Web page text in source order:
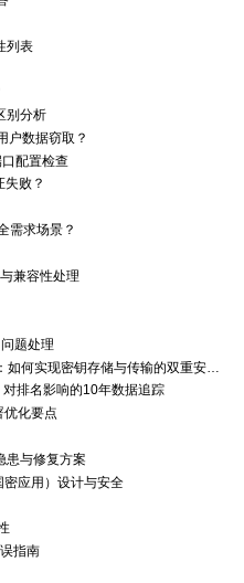
列表
别分析
户数据窃取？
配置检查
败？
需求场景？
兼容性处理
题处理
排名影响的10年数据追踪
优化要点
患与修复方案
应用）设计与安全
指南